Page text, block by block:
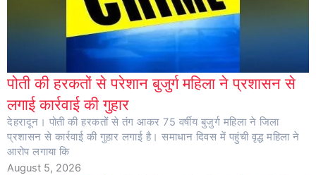
पोती की हरकतों से परेशान बुजुर्ग महिला ने प्रशासन से
लगाई कार्रवाई की गुहार
देहरादून। पोती की हरकतों से तंग आकर 75 वर्षीय बुजुर्ग महिला ने जिला
प्रशासन से कार्रवाई की गुहार लगाई है। समाधान दिवस में पहुंची वृद्ध महिला ने
आरोप लगाया कि
August 5, 2026